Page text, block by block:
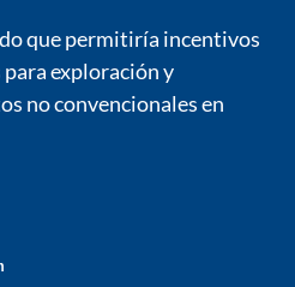
que permitiría incentivos
exploración y
no convencionales en